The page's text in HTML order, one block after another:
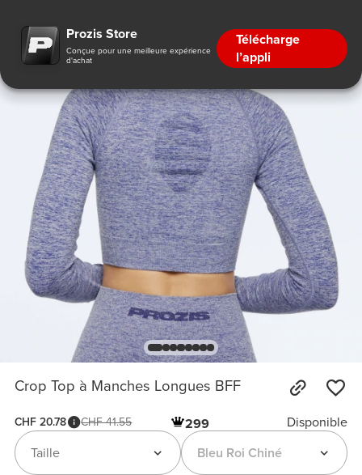
Prozis Store
Conçue pour une meilleure expérience
d'achat
Télécharge
l’appli
Crop Top à Manches Longues BFF
CHF 20.78 CHF 41.55 299
Disponible
Bleu Roi Chiné
Taille